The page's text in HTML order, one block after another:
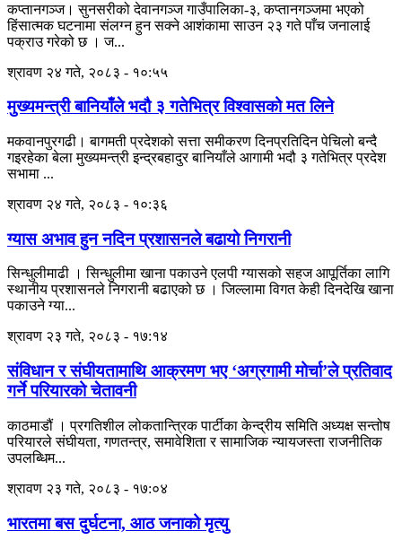
कप्तानगञ्ज। सुनसरीको देवानगञ्ज गाउँपालिका-३, कप्तानगञ्जमा भएको
हिंसात्मक घटनामा संलग्न हुन सक्ने आशंकामा साउन २३ गते पाँच जनालाई
पक्राउ गरेको छ । ज...
श्रावण २४ गते, २०८३ - १०:५५
मुख्यमन्त्री बानियाँले भदौ ३ गतेभित्र विश्वासको मत लिने
मकवानपुरगढी। बागमती प्रदेशको सत्ता समीकरण दिनप्रतिदिन पेचिलो बन्दै
गइरहेका बेला मुख्यमन्त्री इन्द्रबहादुर बानियाँले आगामी भदौ ३ गतेभित्र प्रदेश
सभामा ...
श्रावण २४ गते, २०८३ - १०:३६
ग्यास अभाव हुन नदिन प्रशासनले बढायो निगरानी
सिन्धुलीमाढी । सिन्धुलीमा खाना पकाउने एलपी ग्यासको सहज आपूर्तिका लागि
स्थानीय प्रशासनले निगरानी बढाएको छ । जिल्लामा विगत केही दिनदेखि खाना
पकाउने ग्या...
श्रावण २३ गते, २०८३ - १७:१४
संविधान र संघीयतामाथि आक्रमण भए ‘अग्रगामी मोर्चा’ले प्रतिवाद
गर्ने परियारको चेतावनी
काठमाडौं । प्रगतिशील लोकतान्त्रिक पार्टीका केन्द्रीय समिति अध्यक्ष सन्तोष
परियारले संघीयता, गणतन्त्र, समावेशिता र सामाजिक न्यायजस्ता राजनीतिक
उपलब्धिम...
श्रावण २३ गते, २०८३ - १७:०४
भारतमा बस दुर्घटना, आठ जनाको मृत्यु